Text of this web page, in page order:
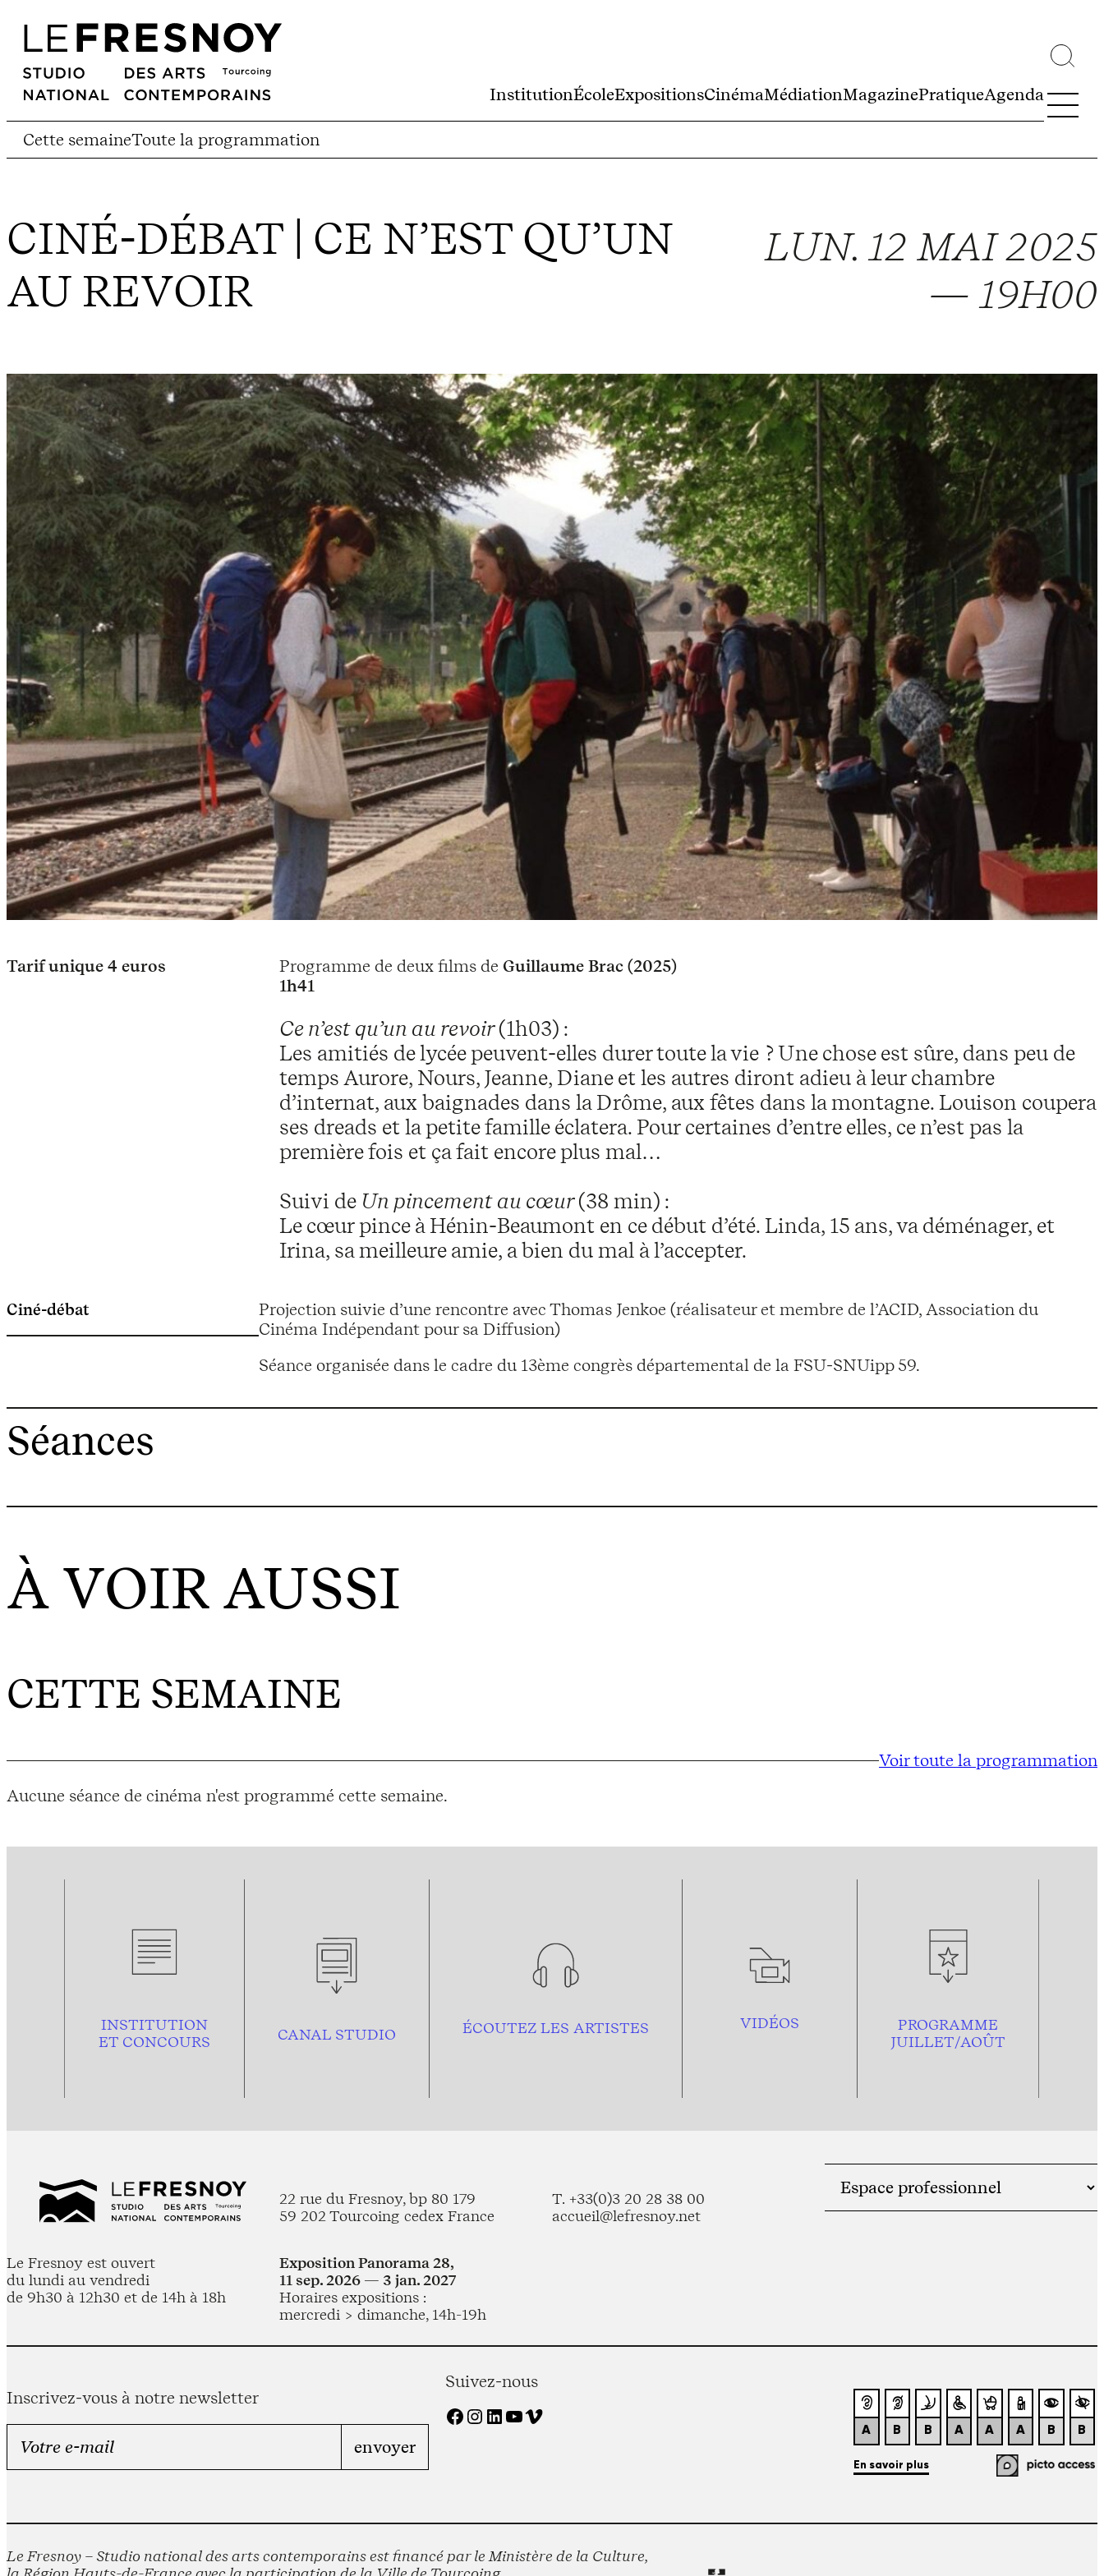
InstitutionÉcoleExpositionsCinémaMédiationMagazinePratiqueAgenda
Cette semaineToute la programmation
CINÉ-DÉBAT | CE N’EST QU’UN
AU REVOIR
LUN. 12 MAI 2025
— 19H00
Tarif unique 4 euros Programme de deux films de Guillaume Brac (2025)
1h41
Ce n’est qu’un au revoir(1h03) :
Les amitiés de lycée peuvent-elles durer toute la vie ? Une chose est sûre, dans peu de
temps Aurore, Nours, Jeanne, Diane et les autres diront adieu à leur chambre
d’internat, aux baignades dans la Drôme, aux fêtes dans la montagne. Louison coupera
ses dreads et la petite famille éclatera. Pour certaines d’entre elles, ce n’est pas la
première fois et ça fait encore plus mal…
Suivi de Un pincement au cœur(38 min) :
Le cœur pince à Hénin-Beaumont en ce début d’été. Linda, 15 ans, va déménager, et
Irina, sa meilleure amie, a bien du mal à l’accepter.
Ciné-débat
Projection suivie d’une rencontre avec Thomas Jenkoe (réalisateur et membre de l’ACID, Association du
Cinéma Indépendant pour sa Diffusion)
Séance organisée dans le cadre du 13ème congrès départemental de la FSU-SNUipp 59.
Séances
À VOIR AUSSI
CETTE SEMAINE
Voir toute la programmation
Aucune séance de cinéma n'est programmé cette semaine.
INSTITUTION
ET CONCOURS
CANAL STUDIO ÉCOUTEZ LES ARTISTES VIDÉOS
PROGRAMME
JUILLET/AOÛT
22 rue du Fresnoy, bp 80 179
59 202 Tourcoing cedex France
T. +33(0)3 20 28 38 00
accueil@lefresnoy.net
Le Fresnoy est ouvert
du lundi au vendredi
de 9h30 à 12h30 et de 14h à 18h
Exposition Panorama 28,
11 sep. 2026 — 3 jan. 2027
Horaires expositions :
mercredi > dimanche, 14h-19h
Inscrivez-vous à notre newsletter
Suivez-nous
Facebook Instagram LinkedIn YouTube Vimeo
Le Fresnoy – Studio national des arts contemporains est financé par le Ministère de la Culture,